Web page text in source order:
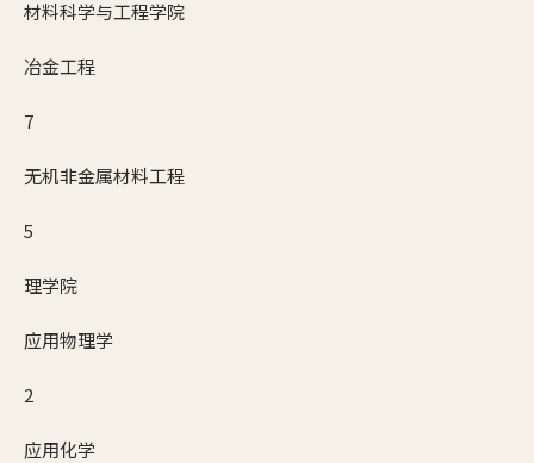
材料科学与工程学院
冶金工程
7
无机非金属材料工程
5
理学院
应用物理学
2
应用化学